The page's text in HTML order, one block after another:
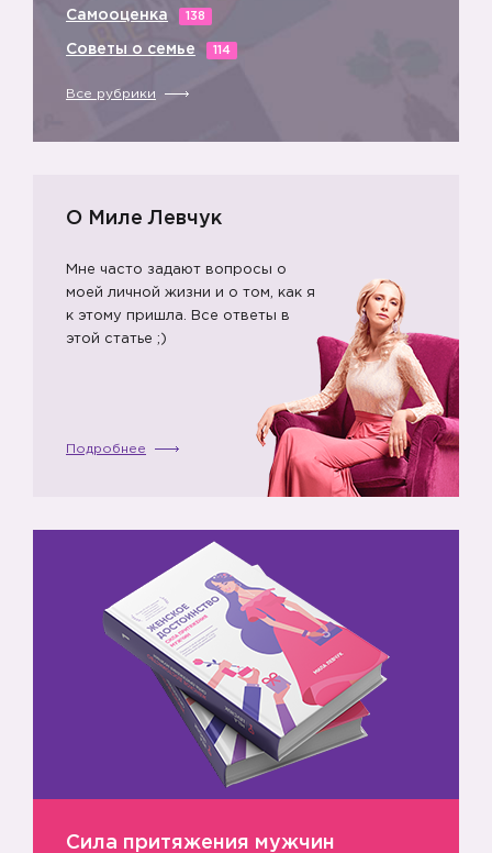
Самооценка 138
Советы о семье 114
Все рубрики
О Миле Левчук
Мне часто задают вопросы о
моей личной жизни и о том, как я
к этому пришла. Все ответы в
этой статье ;)
Подробнее
Сила притяжения мужчин